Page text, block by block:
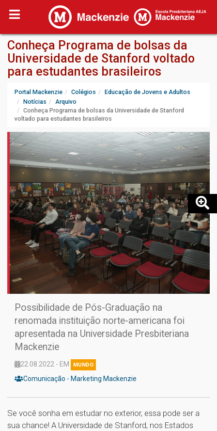
Conheça Programa de bolsas da
Universidade de Stanford voltado
para estudantes brasileiros
Portal Mackenzie Colégios
Educação de Jovens e Adultos
Notícias
Arquivo
Conheça Programa de bolsas da Universidade de Stanford
voltado para estudantes brasileiros
Possibilidade de Pós-Graduação na
renomada instituição norte-americana foi
apresentada na Universidade Presbiteriana
Mackenzie
22.08.2022 - EM MUNDO
Comunicação - Marketing Mackenzie
Se você sonha em estudar no exterior, essa pode ser a
sua chance! A Universidade de Stanford, nos Estados